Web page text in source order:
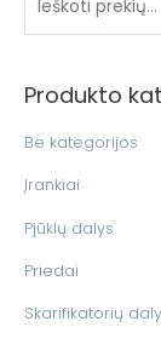
k
i
Produkto
Be kategorijos
Įrankiai
Pjūklų dalys
Priedai
Skarifikatorių